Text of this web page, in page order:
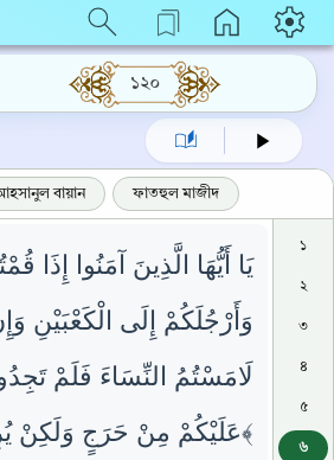
১২০
বায়ান ফাতহুল মাজীদ
يَا أَيُّهَا الَّذِينَ آمَنُوا
وَأَرْجُلَكُمْ إِلَى الْكَعْبَيْنِ
لَامَسْتُمُ النِّسَاءَ فَلَمْ
عَلَيْكُمْ مِنْ حَرَجٍ وَلَكِنْ يُرِيدُ لِيُطَهِّرَكُمْ وَلِيُتِمَّ نِعْمَتَهُ عَلَيْكُمْ لَعَلَّكُمْ تَشْكُرُونَ ﴿٦﴾
১
২
৩
৪
৫
৬